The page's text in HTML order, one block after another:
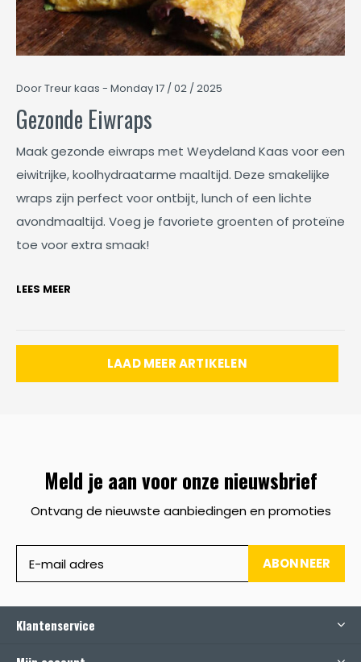
Door Treur kaas - Monday 17 / 02 / 2025
Gezonde Eiwraps
Maak gezonde eiwraps met Weydeland Kaas voor een
eiwitrijke, koolhydraatarme maaltijd. Deze smakelijke
wraps zijn perfect voor ontbijt, lunch of een lichte
avondmaaltijd. Voeg je favoriete groenten of proteïne
toe voor extra smaak!
LEES MEER
LAAD MEER ARTIKELEN
Meld je aan voor onze nieuwsbrief
Ontvang de nieuwste aanbiedingen en promoties
ABONNEER
Klantenservice